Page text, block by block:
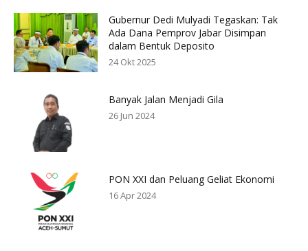
Gubernur Dedi Mulyadi Tegaskan: Tak
Ada Dana Pemprov Jabar Disimpan
dalam Bentuk Deposito
24 Okt 2025
Banyak Jalan Menjadi Gila
26 Jun 2024
PON XXI dan Peluang Geliat Ekonomi
16 Apr 2024